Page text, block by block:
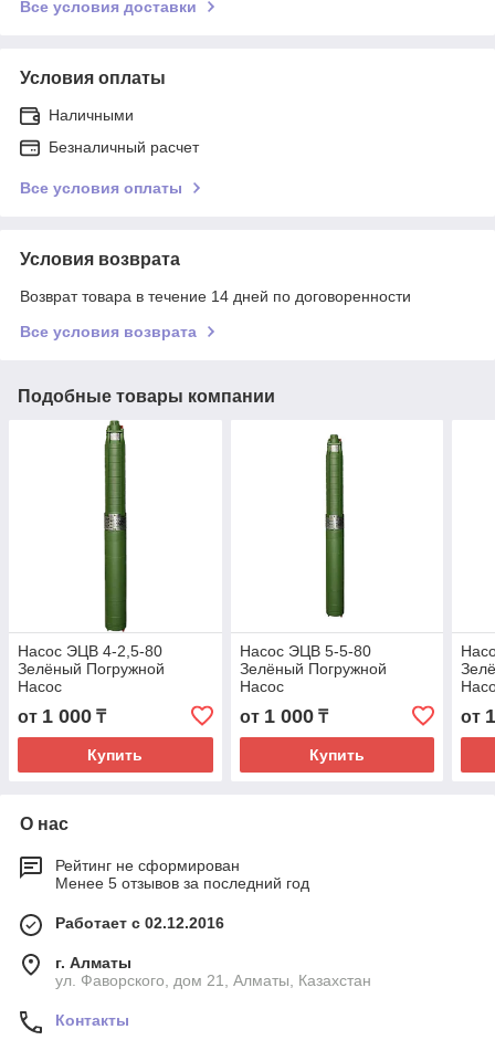
Все условия доставки
Условия оплаты
Наличными
Безналичный расчет
Все условия оплаты
Условия возврата
Возврат товара в течение 14 дней по договоренности
Все условия возврата
Подобные товары компании
Насос ЭЦВ 4-2,5-80
Зелёный Погружной
Насос
от 1 000 ₸
Купить
Насос ЭЦВ 5-5-80
Зелёный Погружной
Насос
от 1 000₸
Купить
от
О нас
Рейтинг не сформирован
Менее 5 отзывов за последний год
Работает с 02.12.2016
г. Алматы
ул. Фаворского, дом 21, Алматы, Казахстан
Контакты